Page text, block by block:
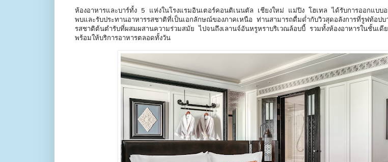
ห้องอาหารและบาร์ทั้ง 5 แห่งในโรงแรมอินเตอร์คอนติเนนตัล เชียงใหม่ แม่ปิง โฮเทล ได้รับการออกแบบ
พบและรับประทานอาหารรสชาติที่เป็นเอกลักษณ์ของภาคเหนือ ท่านสามารถดื่มด่ำกับวิวสุดอลังการที่รูฟท้อป
รสชาติต้นตำรับที่ผสมผสานความร่วมสมัย ไปจนถึงเลานจ์อันหรูหราบริเวณล้อบบี้ รวมทั้งห้องอาหารในชั้นเดี
พร้อมให้บริการอาหารตลอดทั้งวัน